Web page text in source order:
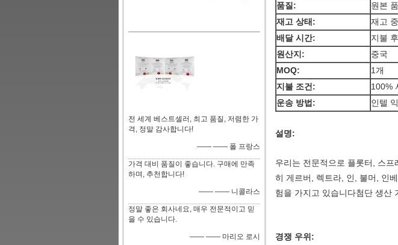
전 세계 베스트셀러, 최고 품질, 저렴한 가
격, 정말 감사합니다!
—— —— 폴 프랑스
가격 대비 품질이 좋습니다. 구매에 만족
하며, 추천합니다!
—— —— 니콜라스
정말 좋은 회사네요, 매우 전문적이고 믿
을 수 있습니다.
—— —— 마리오 로시
품질:
원본
재고 상태:
재고 중
배달 시간:
지불
원산지:
중국
MOQ:
1개
지불 조건:
100%
운송 방법:
인텔
설명:
우리는 전문적으로 플롯터, 스
히 게르버, 렉트라, 인, 불머, 인
험을 가지고 있습니다첨단 생산
경쟁 우위: